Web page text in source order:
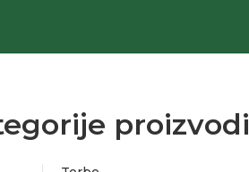
proizvodi